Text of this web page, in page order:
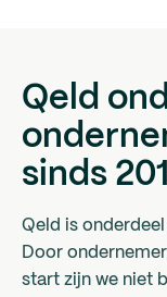
Qeld
sinds
Qeld is
Door
start zijn we niet